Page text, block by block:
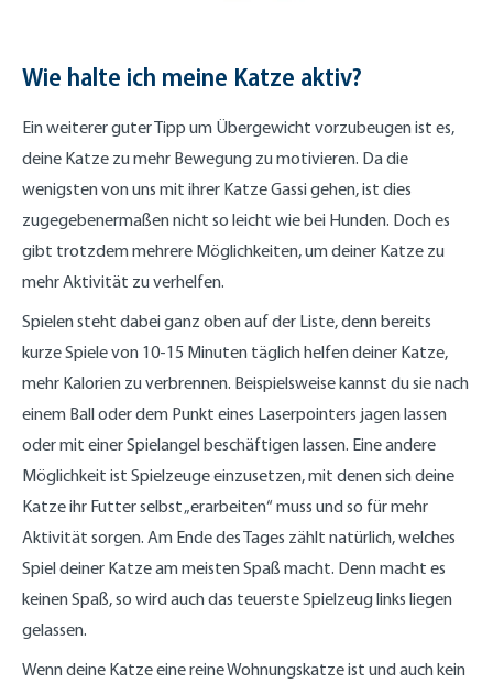
Wie halte ich meine Katze aktiv?
Ein weiterer guter Tipp um Übergewicht vorzubeugen ist es,
deine Katze zu mehr Bewegung zu motivieren. Da die
wenigsten von uns mit ihrer Katze Gassi gehen, ist dies
zugegebenermaßen nicht so leicht wie bei Hunden. Doch es
gibt trotzdem mehrere Möglichkeiten, um deiner Katze zu
mehr Aktivität zu verhelfen.
Spielen steht dabei ganz oben auf der Liste, denn bereits
kurze Spiele von 10-15 Minuten täglich helfen deiner Katze,
mehr Kalorien zu verbrennen. Beispielsweise kannst du sie nach
einem Ball oder dem Punkt eines Laserpointers jagen lassen
oder mit einer Spielangel beschäftigen lassen. Eine andere
Möglichkeit ist Spielzeuge einzusetzen, mit denen sich deine
Katze ihr Futter selbst „erarbeiten“ muss und so für mehr
Aktivität sorgen. Am Ende des Tages zählt natürlich, welches
Spiel deiner Katze am meisten Spaß macht. Denn macht es
keinen Spaß, so wird auch das teuerste Spielzeug links liegen
gelassen.
Wenn deine Katze eine reine Wohnungskatze ist und auch kein